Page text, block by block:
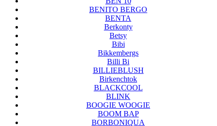
BENITO BERGO
BENTA
Berkonty
Betsy
Bibi
Bikkembergs
Billi Bi
BILLIEBLUSH
Birkenchtok
BLACKCOOL
BLINK
BOOGIE WOOGIE
BOOM BAP
BORBONIQUA